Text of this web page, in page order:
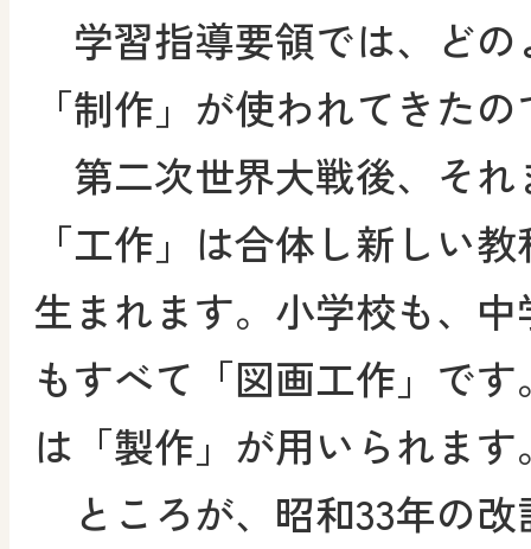
学習指導要領では、どの
「制作」が使われてきた
第二次世界大戦後、それ
「工作」は合体し新しい
生まれます。小学校も、
もすべて「図画工作」で
は「製作」が用いられます
ところが、昭和33年の